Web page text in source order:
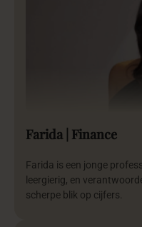
Farida | Finance
Farida is een jonge
leergierig, en
scherpe blik op cijfers.